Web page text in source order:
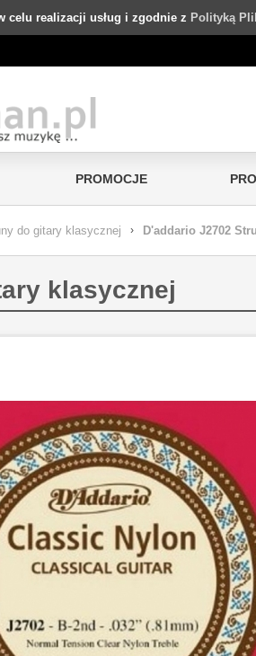
celu realizacji usług i zgodnie z Polityką
PROMOCJE
do gitary klasycznej › D'addario J2702
klasycznej